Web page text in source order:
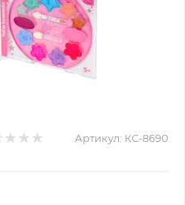
Артикул: КС-8690